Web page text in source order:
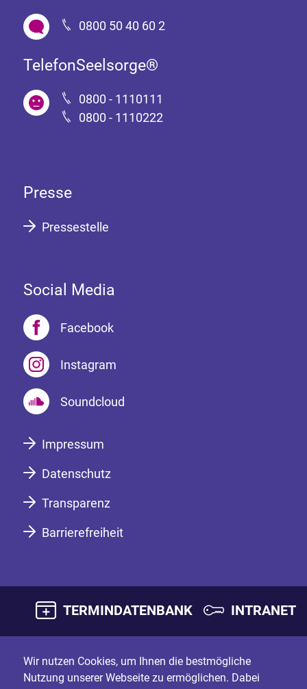
0800 50 40 60 2
TelefonSeelsorge®
0800 - 1110111
0800 - 1110222
Presse
Pressestelle
Social Media
Facebook
Instagram
Soundcloud
Impressum
Datenschutz
Transparenz
Barrierefreiheit
TERMINDATENBANK INTRANET
Wir nutzen Cookies, um Ihnen die bestmögliche
Nutzung unserer Webseite zu ermöglichen. Dabei